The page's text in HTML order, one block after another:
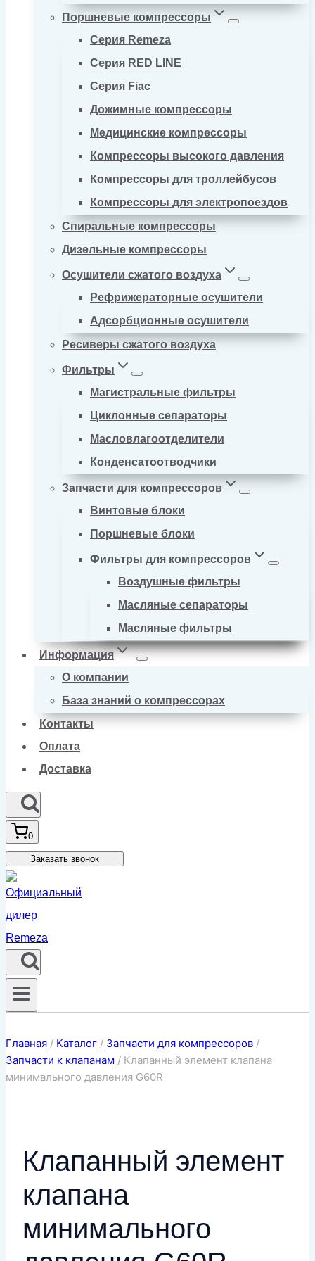
Поршневые компрессоры
Серия Remeza
Серия RED LINE
Серия Fiac
Дожимные компрессоры
Медицинские компрессоры
Компрессоры высокого давления
Компрессоры для троллейбусов
Компрессоры для электропоездов
Спиральные компрессоры
Дизельные компрессоры
Осушители сжатого воздуха
Рефрижераторные осушители
Адсорбционные осушители
Ресиверы сжатого воздуха
Фильтры
Магистральные фильтры
Циклонные сепараторы
Масловлагоотделители
Конденсатоотводчики
Запчасти для компрессоров
Винтовые блоки
Поршневые блоки
Фильтры для компрессоров
Воздушные фильтры
Масляные сепараторы
Масляные фильтры
Информация
О компании
База знаний о компрессорах
Контакты
Оплата
Доставка
0
Заказать звонок
Главная / Каталог / Запчасти для компрессоров /
Запчасти к клапанам / Клапанный элемент клапана
минимального давления G60R
Клапанный элемент
клапана
минимального